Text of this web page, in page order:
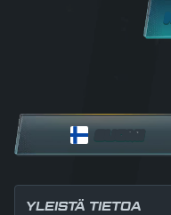
SUOMI
YLEISTÄ TIETOA